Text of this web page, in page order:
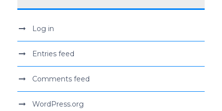
Log in
Entries feed
Comments feed
WordPress.org